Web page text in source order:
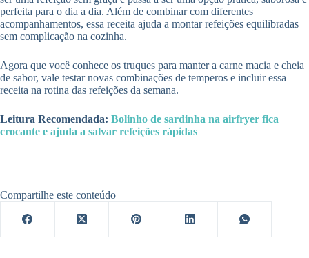
perfeita para o dia a dia. Além de combinar com diferentes
acompanhamentos, essa receita ajuda a montar refeições equilibradas
sem complicação na cozinha.
Agora que você conhece os truques para manter a carne macia e cheia
de sabor, vale testar novas combinações de temperos e incluir essa
receita na rotina das refeições da semana.
Leitura Recomendada: Bolinho de sardinha na airfryer fica
crocante e ajuda a salvar refeições rápidas
Compartilhe este conteúdo